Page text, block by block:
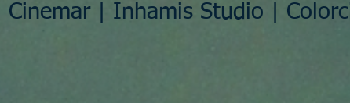
| Inhamis Studio |